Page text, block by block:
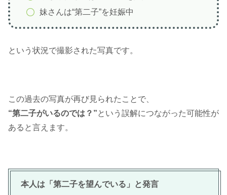
妹さんは“第二子”を妊娠中
という状況で撮影された写真です。
この過去の写真が再び見られたことで、
“第二子がいるのでは？”という誤解につながった可能性が
あると言えます。
本人は「第二子を望んでいる」と発言